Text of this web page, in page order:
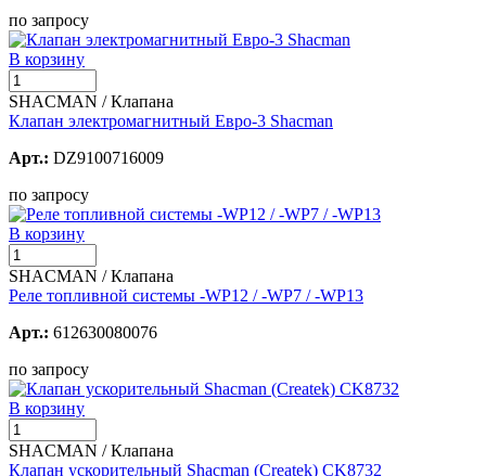
по запросу
В корзину
SHACMAN / Клапана
Клапан электромагнитный Евро-3 Shacman
Арт.: DZ9100716009
по запросу
В корзину
SHACMAN / Клапана
Реле топливной системы -WP12 / -WP7 / -WP13
Арт.: 612630080076
по запросу
В корзину
SHACMAN / Клапана
Клапан ускорительный Shacman (Createk) CK8732